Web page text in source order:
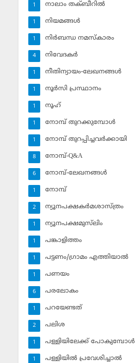
നാലാം തക്ബീറില്‍
1
നിയമങ്ങള്‍
1
നിര്‍ബന്ധ നമസ്‌കാരം
1
നിവേദകര്‍
4
നീതിന്യായം-ലേഖനങ്ങള്‍
1
നൂര്‍സി പ്രസ്ഥാനം
1
നൂഹ്‌
1
നോമ്പ് തുറക്കുമ്പോള്‍
1
നോമ്പ് തുറപ്പിച്ചവര്‍ക്കായി
1
നോമ്പ്-Q&A
8
നോമ്പ്-ലേഖനങ്ങള്‍
6
നോമ്പ്‌
1
ന്യൂനപക്ഷകര്‍മശാസ്ത്രം
2
ന്യൂനപക്ഷമുസ്‌ലിം
1
പങ്കാളിത്തം
1
പട്ടണം/ഗ്രാമം എത്തിയാല്‍
1
പണയം
1
പരലോകം
6
പറയേണ്ടത്
1
പലിശ
2
പള്ളിയിലേക്ക് പോകുമ്പോള്‍
1
പള്ളിയില്‍ പ്രവേശിച്ചാല്‍
1